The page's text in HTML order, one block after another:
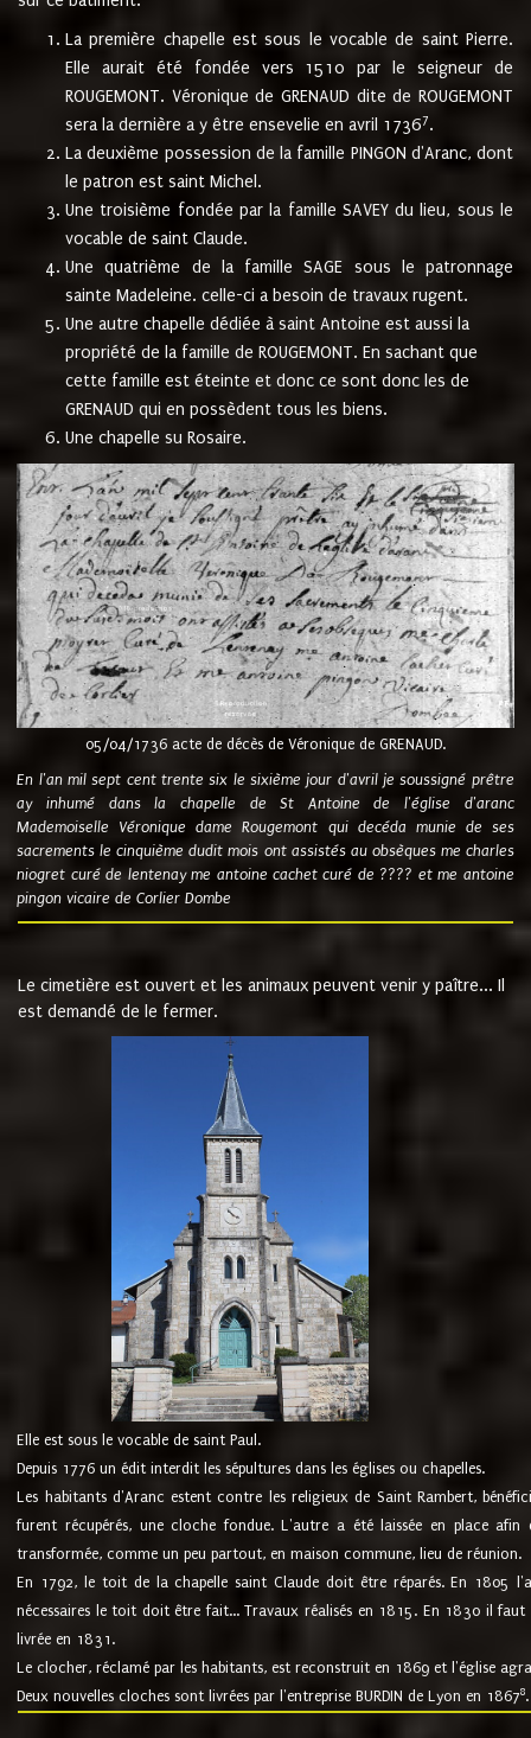
La première chapelle est sous le vocable de saint Pierre.
Elle aurait été fondée vers 1510 par le seigneur de
ROUGEMONT. Véronique de GRENAUD dite de ROUGEMONT
sera la dernière a y être ensevelie en avril 17367.
La deuxième possession de la famille PINGON d'Aranc, dont
le patron est saint Michel.
Une troisième fondée par la famille SAVEY du lieu, sous le
vocable de saint Claude.
Une quatrième de la famille SAGE sous le patronnage
sainte Madeleine. celle-ci a besoin de travaux rugent.
Une autre chapelle dédiée à saint Antoine est aussi la
propriété de la famille de ROUGEMONT. En sachant que
cette famille est éteinte et donc ce sont donc les de
GRENAUD qui en possèdent tous les biens.
Une chapelle su Rosaire.
05/04/1736 acte de décès de Véronique de GRENAUD.
En l'an mil sept cent trente six le sixième jour d'avril je soussigné prêtre
ay inhumé dans la chapelle de St Antoine de l'église d'aranc
Mademoiselle Véronique dame Rougemont qui decéda munie de ses
sacrements le cinquième dudit mois ont assistés au obsèques me charles
niogret curé de lentenay me antoine cachet curé de ???? et me antoine
pingon vicaire de Corlier Dombe
Le cimetière est ouvert et les animaux peuvent venir y paître... Il
est demandé de le fermer.
Elle est sous le vocable de saint Paul.
Depuis 1776 un édit interdit les sépultures dans les églises ou chapelles.
Les habitants d'Aranc estent contre les religieux de Saint Rambert,
furent récupérés, une cloche fondue. L'autre a été laissée en place
transformée, comme un peu partout, en maison commune, lieu de réunion.
En 1792, le toit de la chapelle saint Claude doit être réparés. En 1805
nécessaires le toit doit être fait... Travaux réalisés en 1815. En 1830 il
livrée en 1831.
Le clocher, réclamé par les habitants, est reconstruit en 1869 et l'église
Deux nouvelles cloches sont livrées par l'entreprise BURDIN de Lyon en 18678.